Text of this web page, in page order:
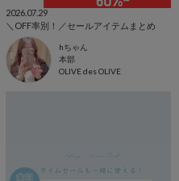
2026.07.29
＼OFF率別！／セールアイテムまとめ
hちゃん
本部
OLIVE des OLIVE